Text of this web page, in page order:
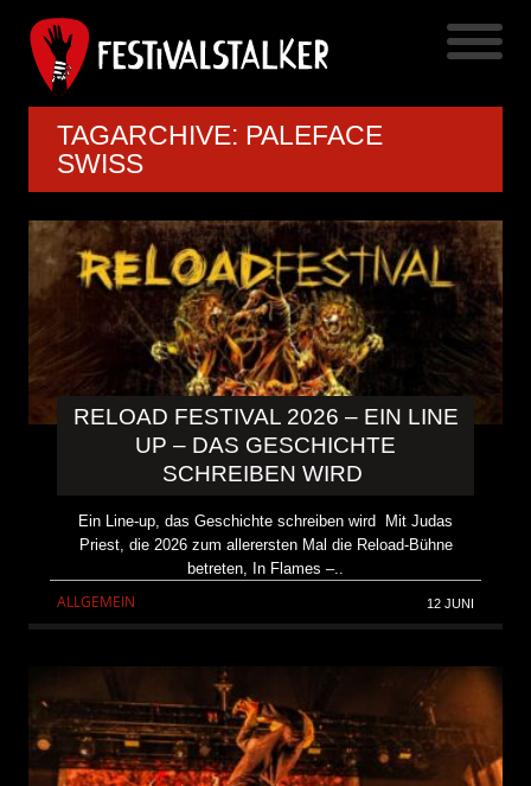
TAGARCHIVE: PALEFACE
SWISS
RELOAD FESTIVAL 2026 – EIN LINE
UP – DAS GESCHICHTE
SCHREIBEN WIRD
Ein Line-up, das Geschichte schreiben wird Mit Judas
Priest, die 2026 zum allerersten Mal die Reload-Bühne
betreten, In Flames –..
ALLGEMEIN 12 JUNI